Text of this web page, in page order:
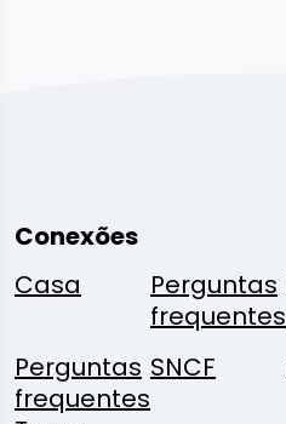
Conexões
Casa
Perguntas
frequentes
Perguntas
frequentes
SNCF